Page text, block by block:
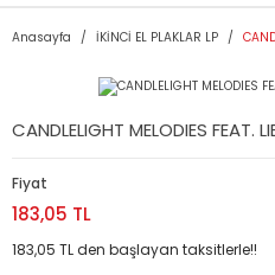
Anasayfa İKİNCİ EL PLAKLAR LP
CANDLELIGHT MELODIES FEAT.
Fiyat
183,05 TL
183,05 TL den başlayan taksitlerle!!